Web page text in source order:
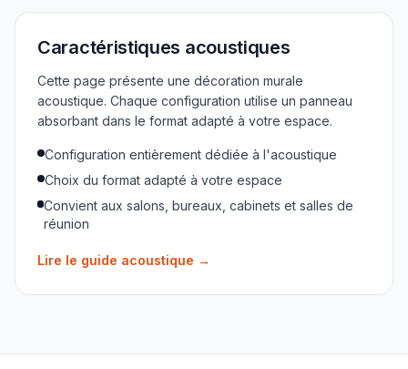
Caractéristiques acoustiques
Cette page présente une décoration murale
acoustique. Chaque configuration utilise un panneau
absorbant dans le format adapté à votre espace.
Configuration entièrement dédiée à l'acoustique
Choix du format adapté à votre espace
Convient aux salons, bureaux, cabinets et salles de
réunion
Lire le guide acoustique →